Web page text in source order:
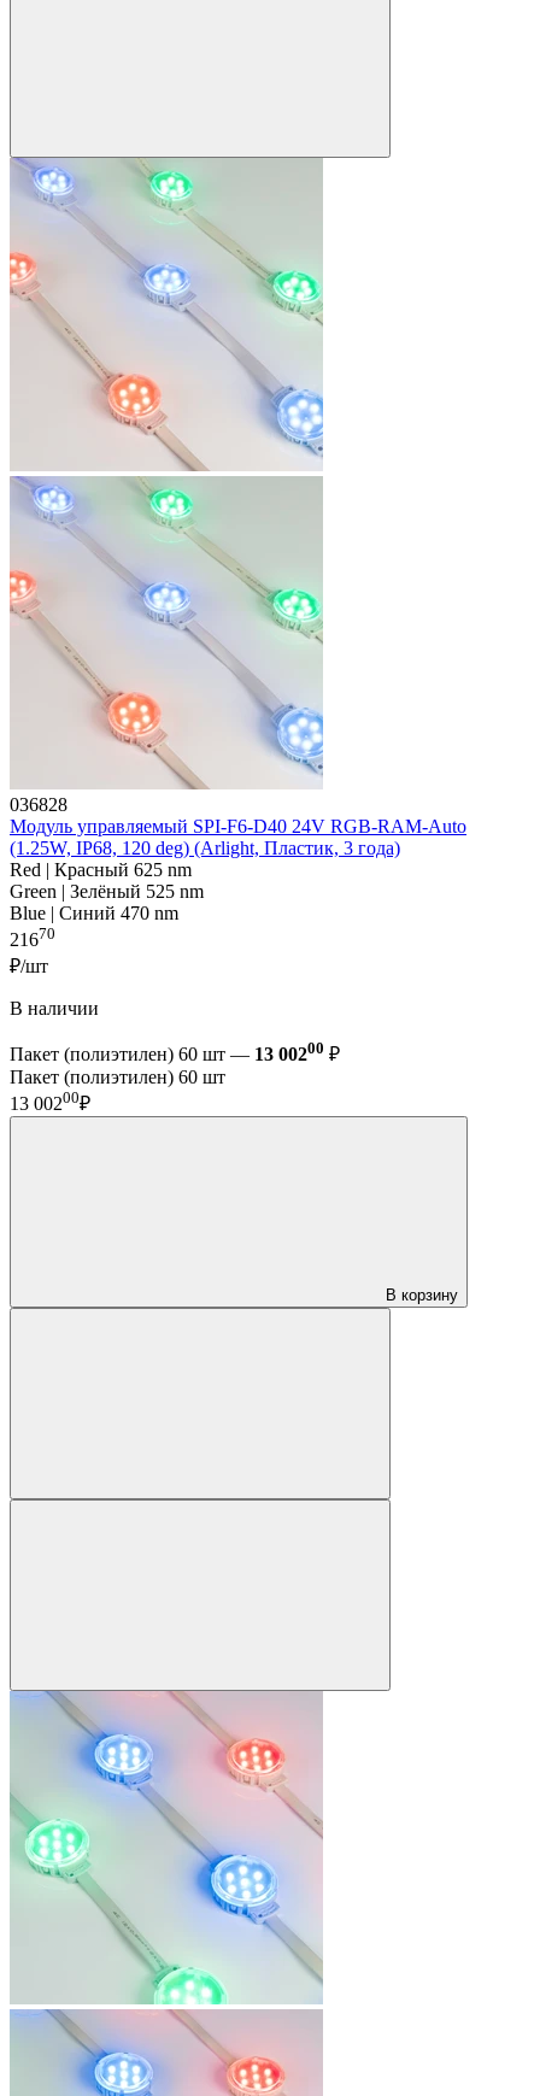
036828
Модуль управляемый SPI-F6-D40 24V RGB-RAM-Auto
(1.25W, IP68, 120 deg) (Arlight, Пластик, 3 года)
Red | Красный 625 nm
Green | Зелёный 525 nm
Blue | Синий 470 nm
21670
₽/шт
В наличии
Пакет (полиэтилен) 60 шт — 13 00200 ₽
Пакет (полиэтилен) 60 шт
13 00200₽
В корзину